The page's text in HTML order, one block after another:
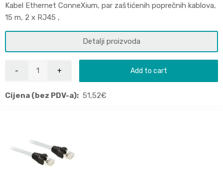
Kabel Ethernet ConneXium, par zaštićenih poprečnih kablova,
15 m, 2 x RJ45 ,
Detalji proizvoda
Add to cart
Cijena (bez PDV-a): 51,52€